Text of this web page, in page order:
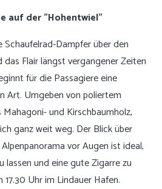
auf der "Hohentwiel"
Dampfer über den
Flair längst vergangener Zeiten
für die Passagiere eine
Art. Umgeben von poliertem
und Kirschbaumholz,
ganz weit weg. Der Blick über
vor Augen ist ideal,
lassen und eine gute Zigarre zu
Uhr im Lindauer Hafen.